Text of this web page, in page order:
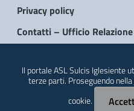
Privacy policy
Contatti – Ufficio
Il portale ASL Sulcis Iglesiente
terze parti. Proseguendo
cookie.